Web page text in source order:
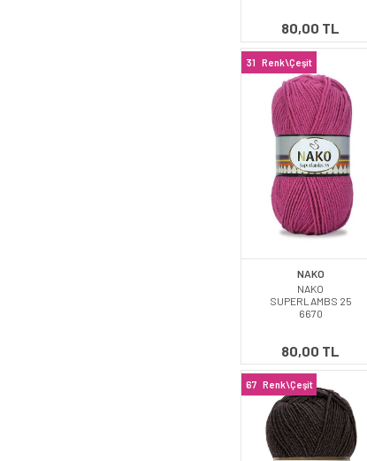
80,00 TL
31 Renk\Çeşit
NAKO
NAKO
SUPERLAMBS 25
6670
80,00 TL
67 Renk\Çeşit